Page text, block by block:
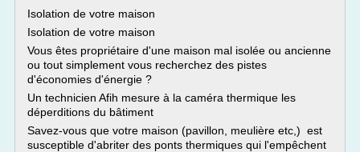
Isolation de votre maison
Isolation de votre maison
Vous êtes propriétaire d'une maison mal isolée ou ancienne
ou tout simplement vous recherchez des pistes
d'économies d'énergie ?
Un technicien Afih mesure à la caméra thermique les
déperditions du bâtiment
Savez-vous que votre maison (pavillon, meulière etc,) est
susceptible d'abriter des ponts thermiques qui l'empêchent